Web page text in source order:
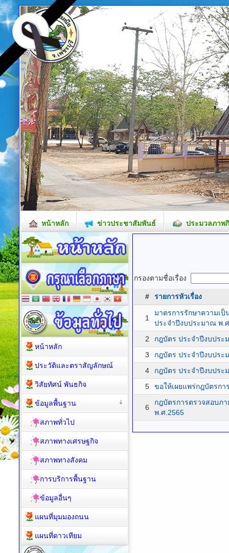
หน้าหลัก ข่าวประชาสัมพันธ์ ประมวลภาพ
กรองตามชื่อเรื่อง
# รายการหัวเรื่อง
1
มาตรการรักษาความเป็
ประจำปีงบประมาณ พ.
2
กฎบัตร ประจำปีงบประ
3
กฎบัตร ประจำปีงบประ
4
กฎบัตร ประจำปีงบประ
5
ขอให้เผยแพร่กฎบัตรก
6
กฎบัตรการตรวจสอบภ
พ.ศ.2565
หน้าหลัก
ประวัติและตราสัญลักษณ์
วิสัยทัศน์ พันธกิจ
ข้อมูลพื้นฐาน
สภาพทั่วไป
สภาพทางเศรษฐกิจ
สภาพทางสังคม
การบริการพื้นฐาน
ข้อมูลอื่นๆ
แผนที่มุมมองถนน
แผนที่ดาวเทียม